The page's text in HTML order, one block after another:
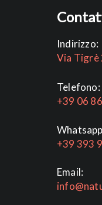
Indirizzo:
Via Tigrè
Telefono:
+39 06
+39 393
Email: